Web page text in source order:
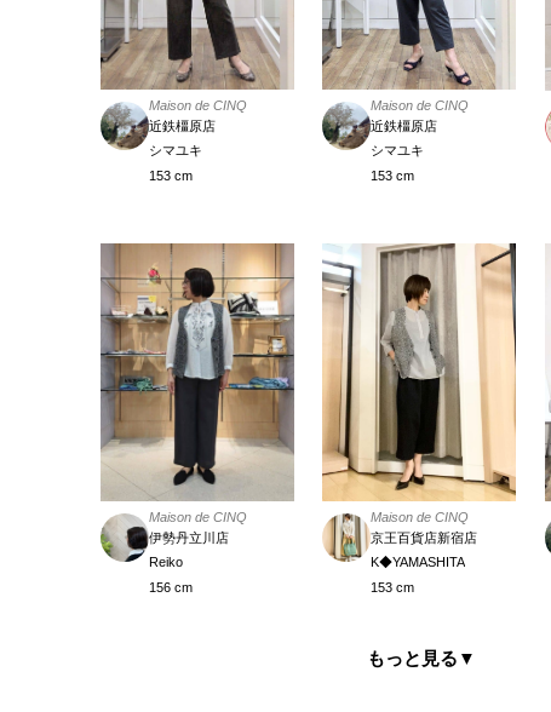
Maison de CINQ
近鉄橿原店
シマユキ
153 cm
Maison de CINQ
近鉄橿原店
シマユキ
153 cm
Maison de CINQ
伊勢丹立川店
Reiko
156 cm
Maison de CINQ
京王百貨店新宿店
K◆YAMASHITA
153 cm
もっと見る ▼